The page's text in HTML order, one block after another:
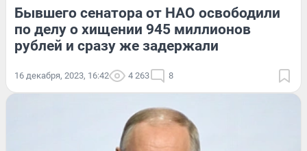
Бывшего сенатора от НАО освободили
по делу о хищении 945 миллионов
рублей и сразу же задержали
16 декабря, 2023, 16:42 4 263 8